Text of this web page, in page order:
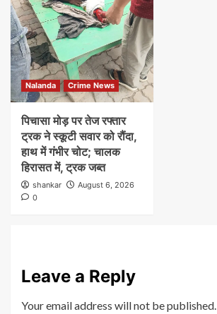
Nalanda Crime News
पिचासा मोड़ पर तेज रफ्तार
ट्रक ने स्कूटी सवार को रौंदा,
हाथ में गंभीर चोट; चालक
हिरासत में, ट्रक जब्त
shankar
August 6, 2026
0
Leave a Reply
Your email address will not be published.